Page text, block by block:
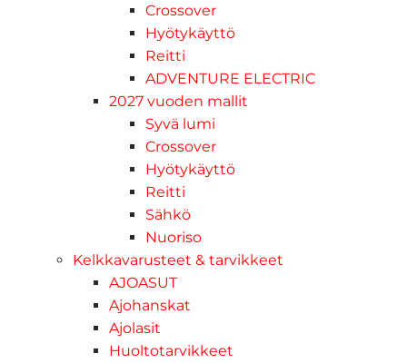
Crossover
Hyötykäyttö
Reitti
ADVENTURE ELECTRIC
2027 vuoden mallit
Syvä lumi
Crossover
Hyötykäyttö
Reitti
Sähkö
Nuoriso
Kelkkavarusteet & tarvikkeet
AJOASUT
Ajohanskat
Ajolasit
Huoltotarvikkeet